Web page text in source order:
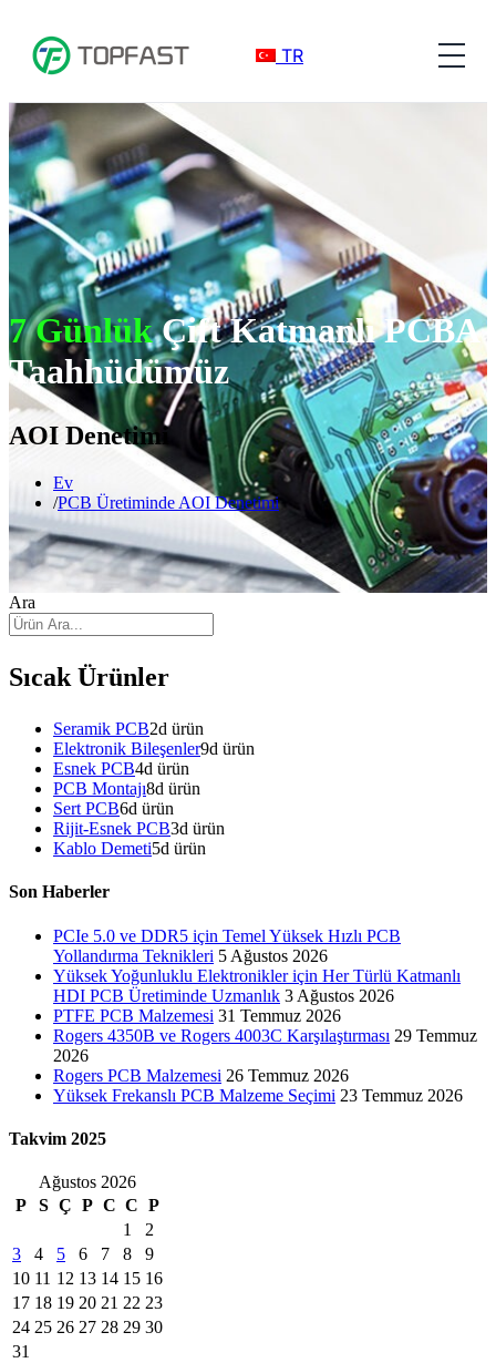
TR
7 GünlükÇift Katmanlı PCBA
Taahhüdümüz
AOI Denetimi
Ev
PCB Üretiminde AOI Denetimi
Ara
Sıcak Ürünler
Seramik PCB2d ürün
Elektronik Bileşenler9d ürün
Esnek PCB4d ürün
PCB Montajı8d ürün
Sert PCB6d ürün
Rijit-Esnek PCB3d ürün
Kablo Demeti5d ürün
Son Haberler
PCIe 5.0 ve DDR5 için Temel Yüksek Hızlı PCB
Yollandırma Teknikleri 5 Ağustos 2026
Yüksek Yoğunluklu Elektronikler için Her Türlü Katmanlı
HDI PCB Üretiminde Uzmanlık 3 Ağustos 2026
PTFE PCB Malzemesi 31 Temmuz 2026
Rogers 4350B ve Rogers 4003C Karşılaştırması 29 Temmuz
2026
Rogers PCB Malzemesi 26 Temmuz 2026
Yüksek Frekanslı PCB Malzeme Seçimi 23 Temmuz 2026
Takvim 2025
Ağustos 2026
P
S Ç P C C P
1
2
3
4 5 6 7 8
9
10 11 12 13 14 15 16
17 18 19 20 21 22 23
24 25 26 27 28 29 30
31